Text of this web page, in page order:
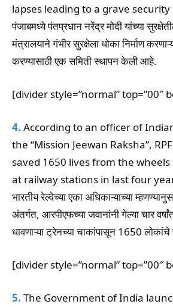
lapses leading to a grave security
पंजाबमध्ये पंतप्रधान नरेंद्र मोदी यांच्या
मंत्रालयाने गंभीर सुरक्षेला धोका निर्माण
करण्यासाठी एक समिती स्थापन केली आहे.
[divider style=”normal” top=”00″
4. According to an officer of
the “Mission Jeewan Raksha”,
saved 1650 lives from the
at railway stations in last four
भारतीय रेल्वेच्या एका अधिकाऱ्याच्या
अंतर्गत, आरपीएफच्या जवानांनी गेल्या चार
धावणाऱ्या ट्रेनच्या चाकांपासून 1650
[divider style=”normal” top=”00″
5. The Government of India